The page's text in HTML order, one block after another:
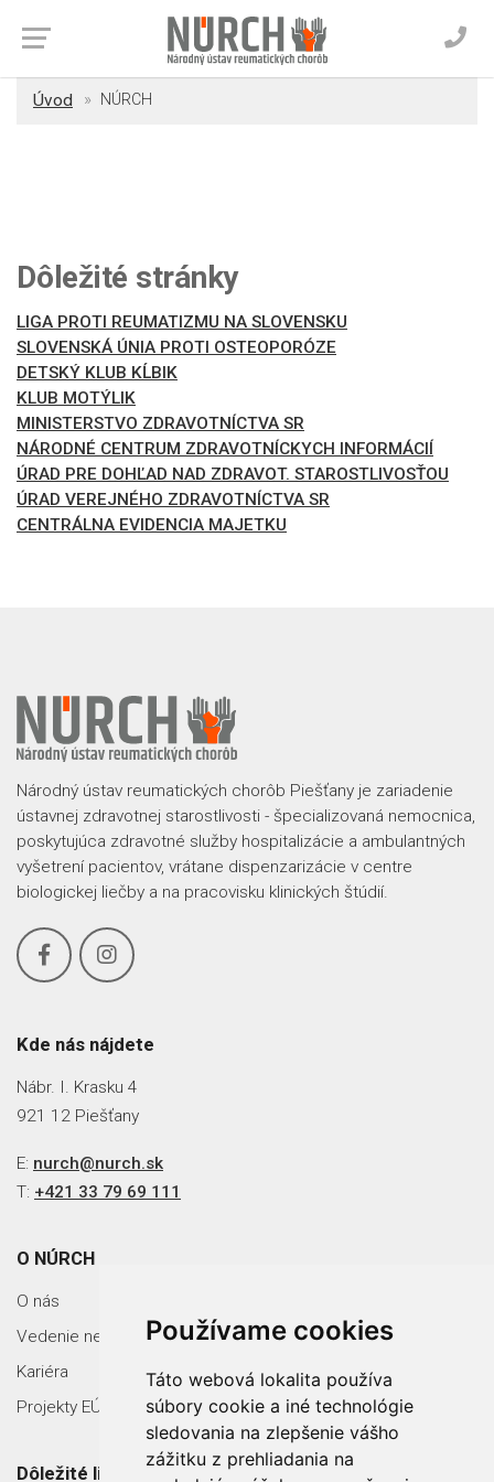
Používame cookies
Táto webová lokalita používa
súbory cookie a iné technológie
sledovania na zlepšenie vášho
zážitku z prehliadania na
Úvod NÚRCH
Dôležité stránky
LIGA PROTI REUMATIZMU NA SLOVENSKU
SLOVENSKÁ ÚNIA PROTI OSTEOPORÓZE
DETSKÝ KLUB KĹBIK
KLUB MOTÝLIK
MINISTERSTVO ZDRAVOTNÍCTVA SR
NÁRODNÉ CENTRUM ZDRAVOTNÍCKYCH INFORMÁCIÍ
ÚRAD PRE DOHĽAD NAD ZDRAVOT. STAROSTLIVOSŤOU
ÚRAD VEREJNÉHO ZDRAVOTNÍCTVA SR
CENTRÁLNA EVIDENCIA MAJETKU
Národný ústav reumatických chorôb Piešťany je zariadenie
ústavnej zdravotnej starostlivosti - špecializovaná nemocnica,
poskytujúca zdravotné služby hospitalizácie a ambulantných
vyšetrení pacientov, vrátane dispenzarizácie v centre
biologickej liečby a na pracovisku klinických štúdií.
Kde nás nájdete
Nábr. I. Krasku 4
921 12 Piešťany
E: nurch@nurch.sk
T: +421 33 79 69 111
O NÚRCH
O nás
Vedenie nemocnice
Kariéra
Projekty EÚ
Dôležité linky